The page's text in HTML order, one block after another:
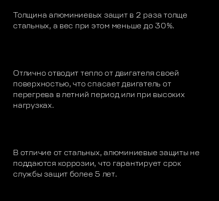
Толщина алюминиевых защит в 2 раза толще
стальных, а вес при этом меньше до 30%.
Отлично отводит тепло от двигателя своей
поверхностью, что спасает двигатель от
перегрева в летний период или при высоких
нагрузках.
В отличие от стальных, алюминиевые защиты не
поддаются коррозии, что гарантирует срок
службы защит более 5 лет.